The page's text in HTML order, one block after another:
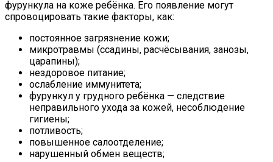
фурункула на коже ребёнка. Его появление могут
спровоцировать такие факторы, как:
постоянное загрязнение кожи;
микротравмы (ссадины, расчёсывания, занозы,
царапины);
нездоровое питание;
ослабление иммунитета;
фурункул у грудного ребёнка — следствие
неправильного ухода за кожей, несоблюдение
гигиены;
потливость;
повышенное салоотделение;
нарушенный обмен веществ;